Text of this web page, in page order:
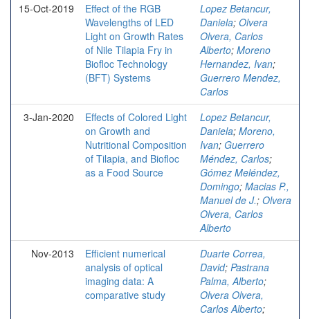
15-Oct-2019
Effect of the RGB
Wavelengths of LED
Light on Growth Rates
of Nile Tilapia Fry in
Biofloc Technology
(BFT) Systems
Lopez Betancur,
Daniela; Olvera
Olvera, Carlos
Alberto; Moreno
Hernandez, Ivan;
Guerrero Mendez,
Carlos
3-Jan-2020
Effects of Colored Light
on Growth and
Nutritional Composition
of Tilapia, and Biofloc
as a Food Source
Lopez Betancur,
Daniela; Moreno,
Ivan; Guerrero
Méndez, Carlos;
Gómez Meléndez,
Domingo; Macias P.,
Manuel de J.; Olvera
Olvera, Carlos
Alberto
Nov-2013
Efficient numerical
analysis of optical
imaging data: A
comparative study
Duarte Correa,
David; Pastrana
Palma, Alberto;
Olvera Olvera,
Carlos Alberto;